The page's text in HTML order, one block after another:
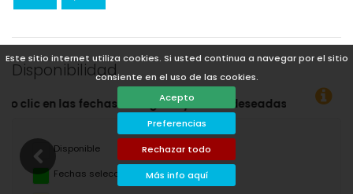
Este sitio internet utiliza cookies. Si usted continua a navegar por el sitio
consiente en el uso de las cookies.
Acepto
Preferencias
Rechazar todo
Más info aquí
Disponibilidad
deseadas!
Disponible
Fechas seleccionadas